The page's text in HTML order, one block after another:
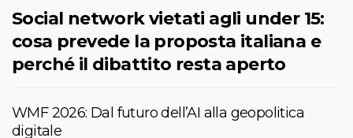
Social network vietati agli under 15:
cosa prevede la proposta italiana e
perché il dibattito resta aperto
WMF 2026: Dal futuro dell’AI alla geopolitica
digitale